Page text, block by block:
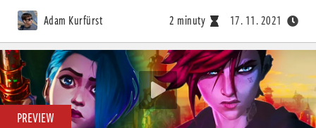
Adam Kurfürst 2 minuty 17. 11. 2021
PREVIEW